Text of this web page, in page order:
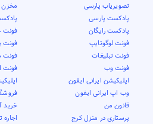
تصویریاب پارسی
مخزن
پادکست پارسی
پادکست رایگان
فونت
فونت لوگوتایپ
فونت
فونت تبلیغات
فونت
فونت وب
فونت
اپلیکیشن ایرانی ایفون
وب اپ ایرانی ایفون
قانون من
خرید
پرستاری در منزل کرج